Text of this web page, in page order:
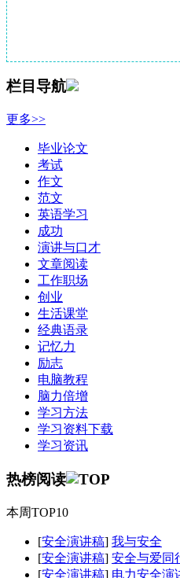
栏目导航
更多>>
毕业论文
考试
作文
范文
英语学习
成功
演讲与口才
文章阅读
工作职场
创业
生活课堂
经典语录
记忆力
励志
电脑教程
脑力倍增
学习方法
学习资料下载
学习资讯
热榜阅读
本周TOP10
[安全演讲稿] 我与安全
[安全演讲稿] 安全与爱同
[安全演讲稿] 电力安全